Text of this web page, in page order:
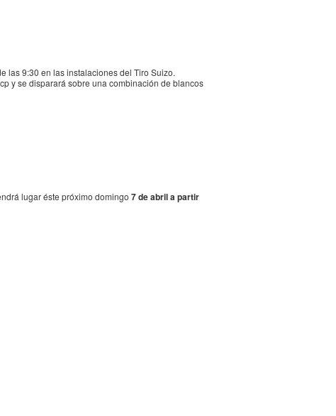
las 9:30 en las instalaciones del Tiro Suizo.
y se disparará sobre una combinación de blancos
lugar éste próximo domingo 7 de abril a partir